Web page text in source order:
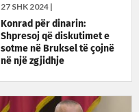
27 SHK 2024 |
Konrad për dinarin:
Shpresoj që diskutimet e
sotme në Bruksel të çojnë
në një zgjidhje